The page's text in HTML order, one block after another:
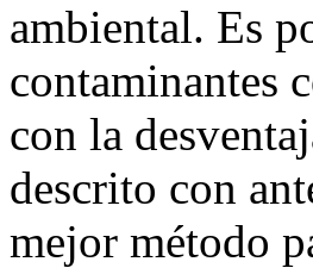
ambiental. Es
contaminantes
con la
descrito con
mejor método